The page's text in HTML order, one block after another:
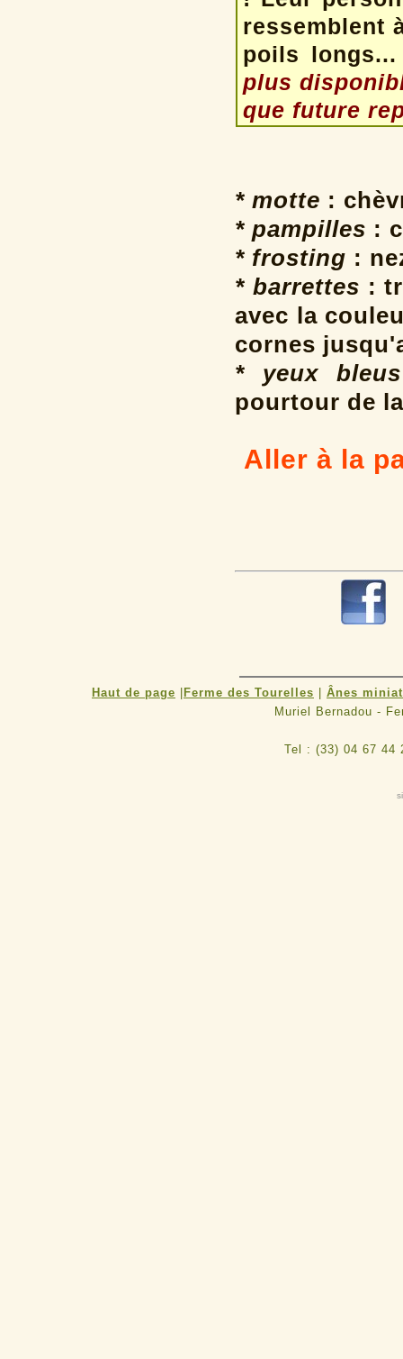
ressemblent
poils
plus
que future
* motte :
* pampilles :
* frosting :
* barrettes :
avec la
cornes
* yeux bleus
pourtour de
Aller à la
Haut de page Ferme des Tourelles
Ânes
Muriel Bernadou -
Tel : (33) 04 67 44